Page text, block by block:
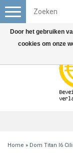
Toggle
navigation
Home » Dom Titan I6
Door het gebruiken
cookies om onze